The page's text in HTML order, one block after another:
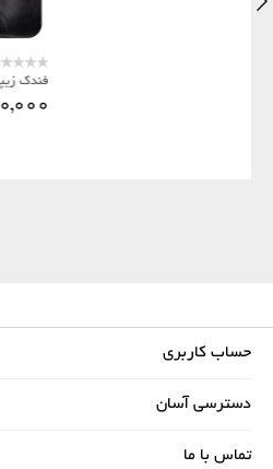
فندک زیپو کاستوم طرح ویندی
149,000,000تومان
حساب کاربری
دسترسی آسان
تماس با ما